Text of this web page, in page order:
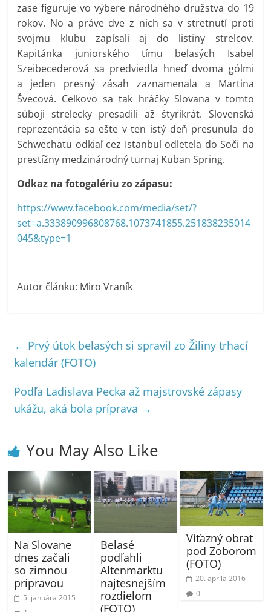
zase figuruje vo výbere národného družstva do 19
rokov. No a práve dve z nich sa v stretnutí proti
svojmu klubu zapísali aj do listiny strelcov.
Kapitánka juniorského tímu belasých Isabel
Szeibecederová sa predviedla hneď dvoma gólmi
a jeden presný zásah zaznamenala a Martina
Švecová. Celkovo sa tak hráčky Slovana v tomto
súboji strelecky presadili až štyrikrát. Slovenská
reprezentácia sa ešte v ten istý deň presunula do
Schwechatu odkiaľ cez Istanbul odletela do Soči na
prestížny medzinárodný turnaj Kuban Spring.
Odkaz na fotogalériu zo zápasu:
https://www.facebook.com/media/set/?
set=a.333890996808768.1073741855.251838235014
045&type=1
Autor článku: Miro Vraník
← Prvý útok belasých si spravil zo Žiliny trhací
kalendár (FOTO)
Podľa Ladislava Pecka až majstrovské zápasy
ukážu, aká bola príprava →
You May Also Like
Na Slovane
dnes začali
so zimnou
prípravou
5. januára 2015
Belasé
podľahli
Altenmarktu
najtesnejším
rozdielom
(FOTO)
Víťazný obrat
pod Zoborom
(FOTO)
20. apríla 2016
0